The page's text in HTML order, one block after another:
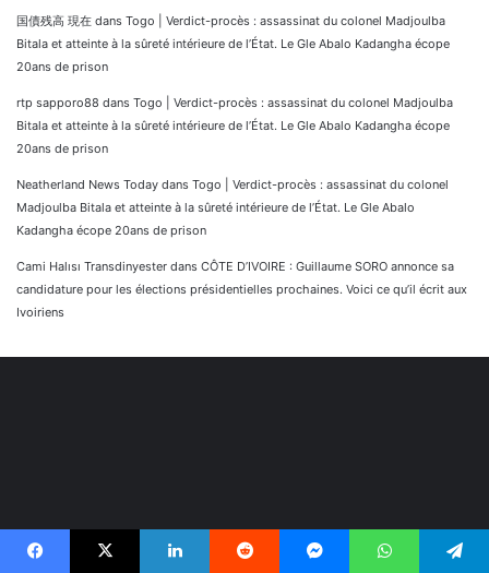
国債残高 現在 dans Togo | Verdict-procès : assassinat du colonel Madjoulba
Bitala et atteinte à la sûreté intérieure de l’État. Le Gle Abalo Kadangha écope
20ans de prison
rtp sapporo88 dans Togo | Verdict-procès : assassinat du colonel Madjoulba
Bitala et atteinte à la sûreté intérieure de l’État. Le Gle Abalo Kadangha écope
20ans de prison
Neatherland News Today dans Togo | Verdict-procès : assassinat du colonel
Madjoulba Bitala et atteinte à la sûreté intérieure de l’État. Le Gle Abalo
Kadangha écope 20ans de prison
Cami Halısı Transdinyester dans CÔTE D’IVOIRE : Guillaume SORO annonce sa
candidature pour les élections présidentielles prochaines. Voici ce qu’il écrit aux
Ivoiriens